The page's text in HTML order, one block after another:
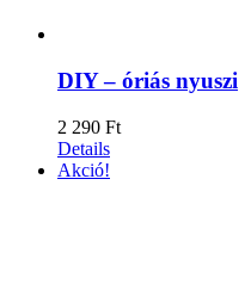
DIY – óriás nyuszi
2 290 Ft
Details
Akció!